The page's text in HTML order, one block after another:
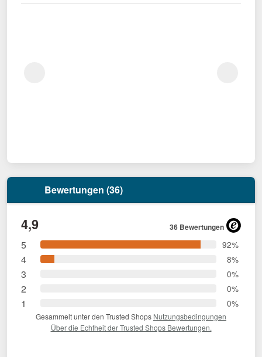
Bewertungen (36)
4,9 36 Bewertungen
5 92%
4 8%
3 0%
2 0%
1 0%
Gesammelt unter den Trusted Shops Nutzungsbedingungen
Über die Echtheit der Trusted Shops Bewertungen.